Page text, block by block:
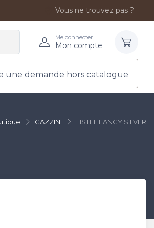
Vous ne trouvez pas ?
Me connecter
Mon compte
une demande hors catalogue
GAZZINI LISTEL FANCY SILVER